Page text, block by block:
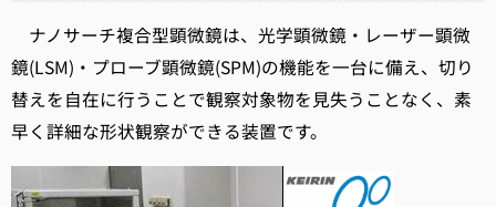
ナノサーチ複合型顕微鏡は、光学顕微鏡・レーザー顕微
鏡(LSM)・プローブ顕微鏡(SPM)の機能を一台に備え、切り
替えを自在に行うことで観察対象物を見失うことなく、素
早く詳細な形状観察ができる装置です。